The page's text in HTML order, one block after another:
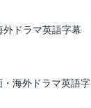
ドラマ英語字幕
海外ドラマ英語字